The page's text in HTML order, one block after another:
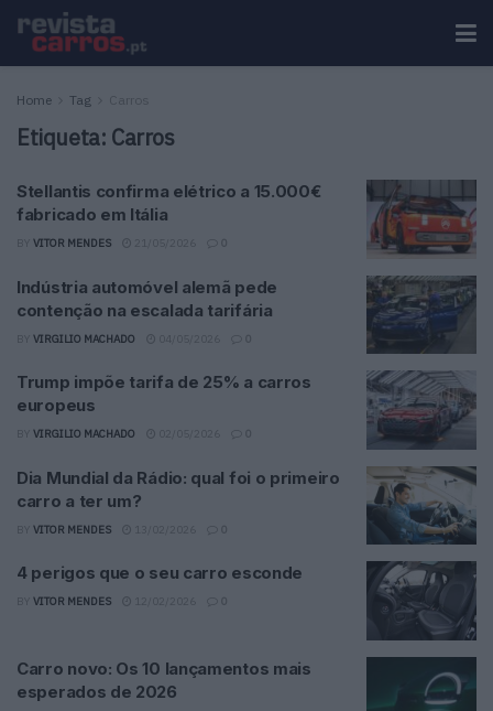
Home Tag Carros
Etiqueta: Carros
Stellantis confirma elétrico a 15.000€
fabricado em Itália
VITOR MENDES 0
Indústria automóvel alemã pede
contenção na escalada tarifária
VIRGILIO MACHADO 0
Trump impõe tarifa de 25% a carros
europeus
VIRGILIO MACHADO 0
Dia Mundial da Rádio: qual foi o primeiro
carro a ter um?
VITOR MENDES 0
4 perigos que o seu carro esconde
VITOR MENDES 0
Carro novo: Os 10 lançamentos mais
esperados de 2026